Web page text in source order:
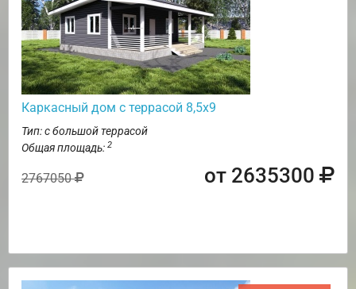
Каркасный дом с террасой 8,5х9
Тип: с большой террасой
Общая площадь: 2
2767050 от 2635300